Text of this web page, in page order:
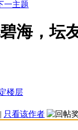
海，坛
| 只看该作者